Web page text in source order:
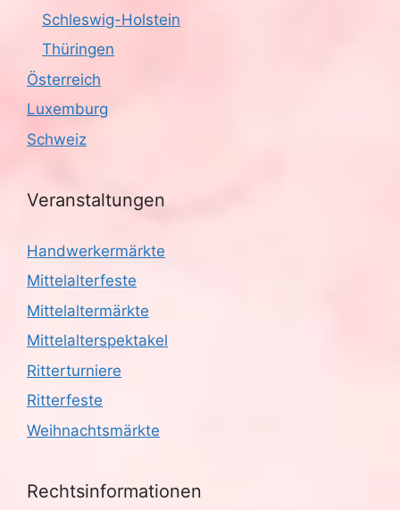
Schleswig-Holstein
Thüringen
Österreich
Luxemburg
Schweiz
Veranstaltungen
Handwerkermärkte
Mittelalterfeste
Mittelaltermärkte
Mittelalterspektakel
Ritterturniere
Ritterfeste
Weihnachtsmärkte
Rechtsinformationen